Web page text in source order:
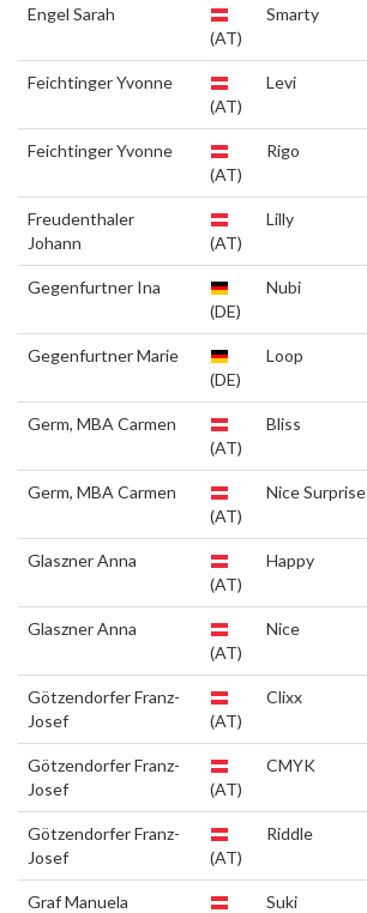
Engel Sarah
(AT)
Smarty
Feichtinger Yvonne
(AT)
Levi
Feichtinger Yvonne
(AT)
Rigo
Freudenthaler
Johann
(AT)
Lilly
Gegenfurtner Ina
(DE)
Nubi
Gegenfurtner Marie
(DE)
Loop
Germ, MBA Carmen
(AT)
Bliss
Germ, MBA Carmen
(AT)
Nice Surprise
Glaszner Anna
(AT)
Happy
Glaszner Anna
(AT)
Nice
Götzendorfer Franz-
Josef
(AT)
Clixx
Götzendorfer Franz-
Josef
(AT)
CMYK
Götzendorfer Franz-
Josef
(AT)
Riddle
Graf Manuela
Suki